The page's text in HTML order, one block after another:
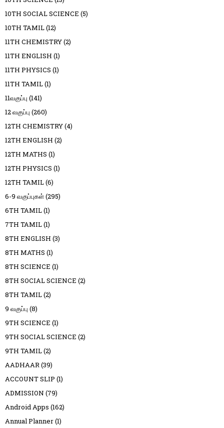
10TH SOCIAL SCIENCE (5)
10TH TAMIL(12)
11TH CHEMISTRY(2)
11TH ENGLISH (1)
11TH PHYSICS (1)
11TH TAMIL(1)
11வகுப்பு (141)
12 வகுப்பு (260)
12TH CHEMISTRY(4)
12TH ENGLISH (2)
12TH MATHS (1)
12TH PHYSICS (1)
12TH TAMIL(6)
6-9 வகுப்புகள்(295)
6TH TAMIL(1)
7TH TAMIL(1)
8TH ENGLISH (3)
8TH MATHS (1)
8TH SCIENCE (1)
8TH SOCIAL SCIENCE (2)
8TH TAMIL(2)
9 வகுப்பு (8)
9TH SCIENCE (1)
9TH SOCIAL SCIENCE (2)
9TH TAMIL(2)
AADHAAR(39)
ACCOUNT SLIP (1)
ADMISSION (79)
Android Apps (162)
Annual Planner(1)